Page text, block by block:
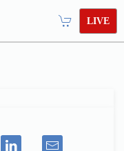
LIVE